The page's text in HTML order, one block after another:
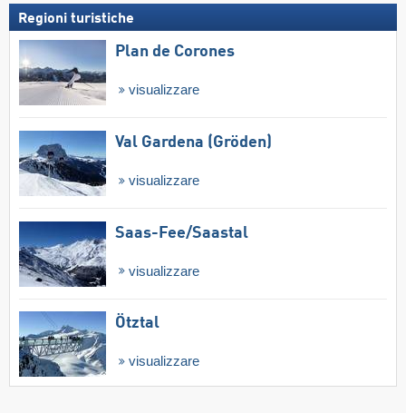
Regioni turistiche
Plan de Corones
visualizzare
Val Gardena (Gröden)
visualizzare
Saas-Fee/​Saastal
visualizzare
Ötztal
visualizzare